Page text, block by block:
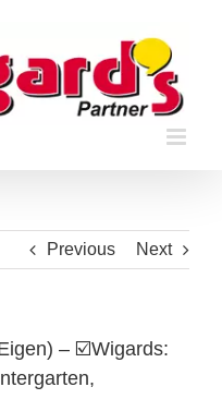
Previous Next
– ☑️Wigards: